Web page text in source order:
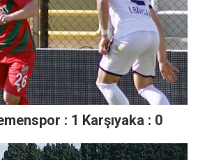
: 1 Karşıyaka : 0